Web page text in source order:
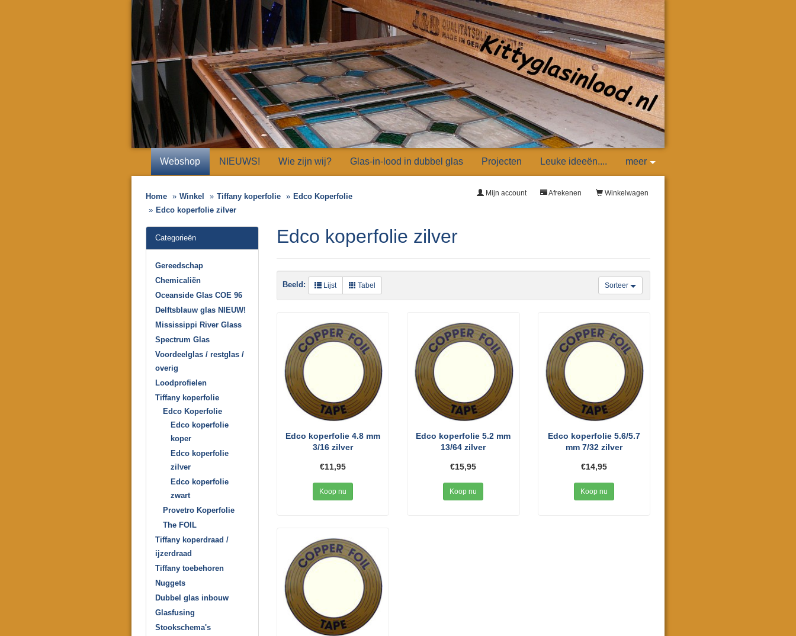
Webshop NIEUWS! Wie zijn wij? Glas-in-lood in dubbel glas Projecten Leuke ideeën.... meer
Home Winkel Tiffany koperfolie
Edco Koperfolie
Edco koperfolie zilver
Winkelwagen
Afrekenen
Mijn account
Edco koperfolie zilver
Sorteer
Beeld: Lijst Tabel
Edco koperfolie 4.8 mm
3/16 zilver
€11,95
Koop nu
Edco koperfolie 5.2 mm
13/64 zilver
€15,95
Koop nu
Edco koperfolie 5.6/5.7
mm 7/32 zilver
€14,95
Koop nu
Categorieën
Gereedschap
Chemicaliën
Oceanside Glas COE 96
Delftsblauw glas NIEUW!
Mississippi River Glass
Spectrum Glas
Voordeelglas / restglas /
overig
Loodprofielen
Tiffany koperfolie
Edco Koperfolie
Edco koperfolie
koper
Edco koperfolie
zilver
Edco koperfolie
zwart
Provetro Koperfolie
The FOIL
Tiffany koperdraad /
ijzerdraad
Tiffany toebehoren
Nuggets
Dubbel glas inbouw
Glasfusing
Stookschema's